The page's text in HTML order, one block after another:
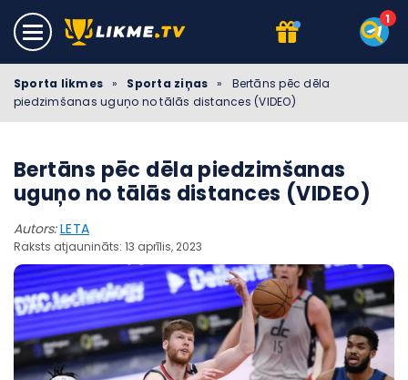
Sporta likmes » Sporta ziņas »
Bertāns pēc dēla
piedzimšanas uguņo no tālās distances (VIDEO)
Bertāns pēc dēla piedzimšanas
uguņo no tālās distances (VIDEO)
Autors:LETA
Raksts atjaunināts: 13 aprīlis, 2023